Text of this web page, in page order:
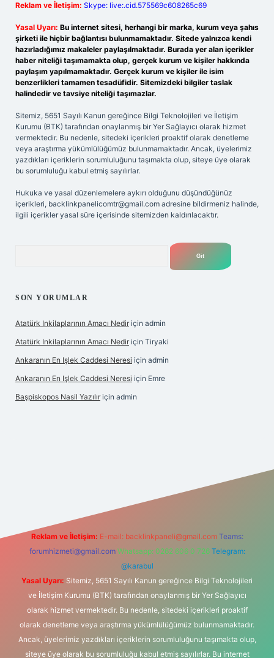
Reklam ve İletişim: Skype: live:.cid.575569c608265c69
Yasal Uyarı: Bu internet sitesi, herhangi bir marka, kurum veya şahıs
şirketi ile hiçbir bağlantısı bulunmamaktadır. Sitede yalnızca kendi
hazırladığımız makaleler paylaşılmaktadır. Burada yer alan içerikler
haber niteliği taşımamakta olup, gerçek kurum ve kişiler hakkında
paylaşım yapılmamaktadır. Gerçek kurum ve kişiler ile isim
benzerlikleri tamamen tesadüfidir. Sitemizdeki bilgiler taslak
halindedir ve tavsiye niteliği taşımazlar.
Sitemiz, 5651 Sayılı Kanun gereğince Bilgi Teknolojileri ve İletişim
Kurumu (BTK) tarafından onaylanmış bir Yer Sağlayıcı olarak hizmet
vermektedir. Bu nedenle, sitedeki içerikleri proaktif olarak denetleme
veya araştırma yükümlülüğümüz bulunmamaktadır. Ancak, üyelerimiz
yazdıkları içeriklerin sorumluluğunu taşımakta olup, siteye üye olarak
bu sorumluluğu kabul etmiş sayılırlar.
Hukuka ve yasal düzenlemelere aykırı olduğunu düşündüğünüz
içerikleri, backlinkpanelicomtr@gmail.com adresine bildirmeniz halinde,
ilgili içerikler yasal süre içerisinde sitemizden kaldırılacaktır.
SON YORUMLAR
Atatürk Inkilaplarının Amacı Nedir için admin
Atatürk Inkilaplarının Amacı Nedir için Tiryaki
Ankaranın En Işlek Caddesi Neresi için admin
Ankaranın En Işlek Caddesi Neresi için Emre
Başpiskopos Nasil Yazılır için admin
Reklam ve İletişim: E-mail: backlinkpaneli@gmail.com Teams:
forumhizmeti@gmail.com Whatsapp: 0262 606 0 726 Telegram:
@karabul
Yasal Uyarı: Sitemiz, 5651 Sayılı Kanun gereğince Bilgi Teknolojileri
ve İletişim Kurumu (BTK) tarafından onaylanmış bir Yer Sağlayıcı
olarak hizmet vermektedir. Bu nedenle, sitedeki içerikleri proaktif
olarak denetleme veya araştırma yükümlülüğümüz bulunmamaktadır.
Ancak, üyelerimiz yazdıkları içeriklerin sorumluluğunu taşımakta olup,
siteye üye olarak bu sorumluluğu kabul etmiş sayılırlar. Bu internet